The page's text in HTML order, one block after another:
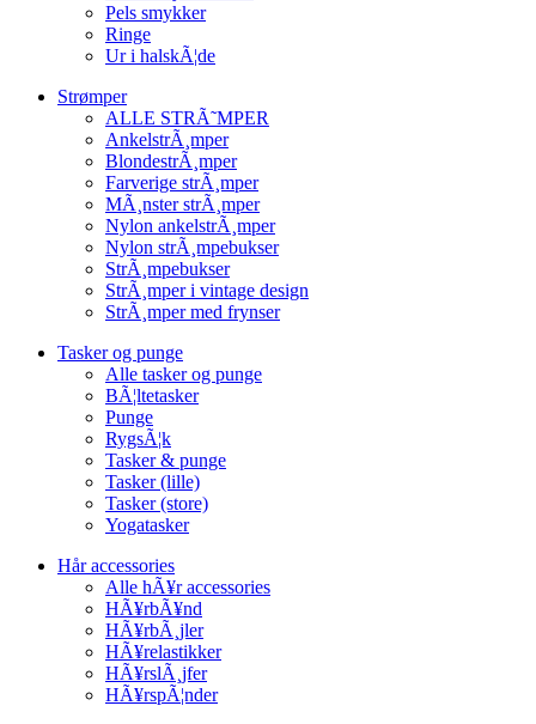
Pels smykker
Ringe
Ur i halskÃ¦de
Strømper
ALLE STRÃ˜MPER
AnkelstrÃ¸mper
BlondestrÃ¸mper
Farverige strÃ¸mper
MÃ¸nster strÃ¸mper
Nylon ankelstrÃ¸mper
Nylon strÃ¸mpebukser
StrÃ¸mpebukser
StrÃ¸mper i vintage design
StrÃ¸mper med frynser
Tasker og punge
Alle tasker og punge
BÃ¦ltetasker
Punge
RygsÃ¦k
Tasker & punge
Tasker (lille)
Tasker (store)
Yogatasker
Hår accessories
Alle hÃ¥r accessories
HÃ¥rbÃ¥nd
HÃ¥rbÃ¸jler
HÃ¥relastikker
HÃ¥rslÃ¸jfer
HÃ¥rspÃ¦nder